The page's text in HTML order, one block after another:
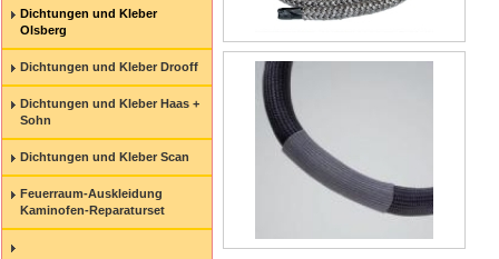
Dichtungen und Kleber
Olsberg
Dichtungen und Kleber Drooff
Dichtungen und Kleber Haas +
Sohn
Dichtungen und Kleber Scan
Feuerraum-Auskleidung
Kaminofen-Reparaturset